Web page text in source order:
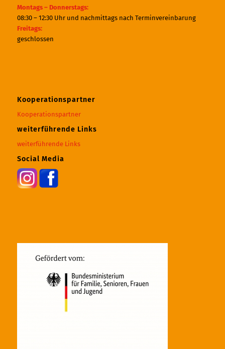
Montags – Donnerstags:
08:30 – 12:30 Uhr und nachmittags nach Terminvereinbarung
Freitags:
geschlossen
Kooperationspartner
Kooperationspartner
weiterführende Links
weiterführende Links
Social Media